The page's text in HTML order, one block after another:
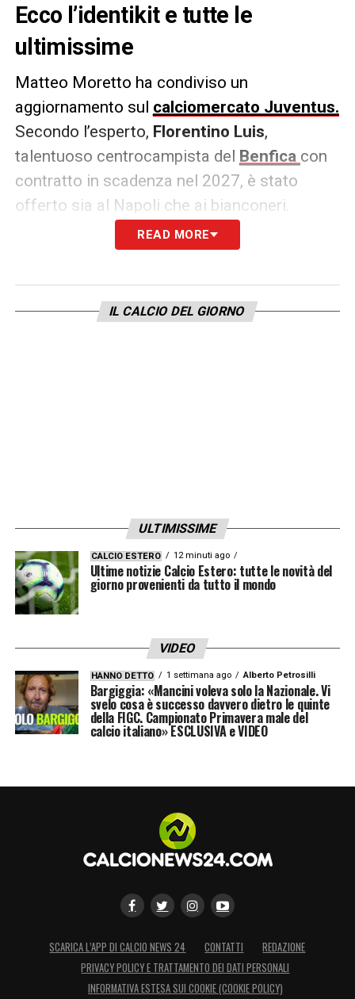
Ecco l’identikit e tutte le
ultimissime
Matteo Moretto ha condiviso un
aggiornamento sul calciomercato Juventus.
Secondo l’esperto, Florentino Luis,
talentuoso centrocampista del Benfica con
contratto in scadenza nel 2027, è stato
offerto sia al Napoli che ai bianconeri.
Questo potrebbe aprire scenari interessanti
per il futuro del giocatore in Italia.
proposto al Napoli ma che non è un primo
READ MORE
IL CALCIO DEL GIORNO
ULTIMISSIME
CALCIO ESTERO 12 minuti ago
Ultime notizie Calcio Estero: tutte le novità del
giorno provenienti da tutto il mondo
VIDEO
HANNO DETTO 1 settimana ago Alberto Petrosilli
Bargiggia: «Mancini voleva solo la Nazionale. Vi
svelo cosa è successo davvero dietro le quinte
della FIGC. Campionato Primavera male del
calcio italiano» ESCLUSIVA e VIDEO
SCARICA L’APP DI CALCIO NEWS 24 CONTATTI
REDAZIONE
PRIVACY POLICY E TRATTAMENTO DEI DATI PERSONALI
INFORMATIVA ESTESA SUI COOKIE (COOKIE POLICY)